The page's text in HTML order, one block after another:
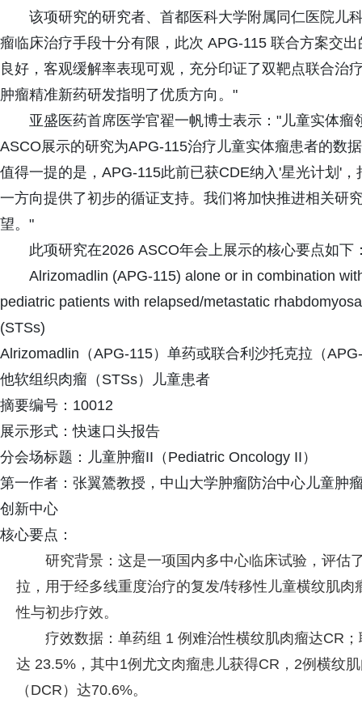
该项研究的研究者、首都医科大学附属同仁医院儿
瘤临床治疗手段十分有限，此次 APG-115 联合方案交
良好，客观缓解率表现可观，充分印证了双靶点联合治
肿瘤精准新药研发指明了优质方向。"
亚盛医药首席医学官翟一帆博士表示："儿童实体
ASCO展示的研究为APG-115治疗儿童实体瘤患者的数
值得一提的是，APG-115此前已获CDE纳入'星光计划'
一方向提供了初步的循证支持。我们将加快推进相关研
望。"
此项研究在2026 ASCO年会上展示的核心要点如下
Alrizomadlin (APG-115) alone or in combination
pediatric patients with relapsed/metastatic
(STSs)
Alrizomadlin（APG-115）单药或联合利沙托克拉（
他软组织肉瘤（STSs）儿童患者
摘要编号：10012
展示形式：快速口头报告
分会场标题：儿童肿瘤II（Pediatric Oncology II）
第一作者：张翼鷟教授，中山大学肿瘤防治中心儿童肿
创新中心
核心要点：
研究背景：这是一项国内多中心临床试验，评估
拉，用于经多线重度治疗的复发/转移性儿童横纹肌
性与初步疗效。
疗效数据：单药组 1 例难治性横纹肌肉瘤达CR
达 23.5%，其中1例尤文肉瘤患儿获得CR，2例横纹
（DCR）达70.6%。